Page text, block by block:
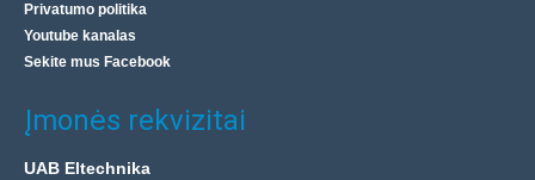
Privatumo politika
Youtube kanalas
Sekite mus Facebook
Įmonės rekvizitai
UAB Eltechnika